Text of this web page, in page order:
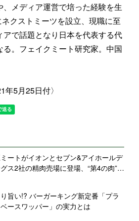
、メディア運営で培った経験を生
クストミーツを設立、現職に至
アで話題となり日本を代表する代
る。フェイクミート研究家。中国
年5月25日付〉
ートがイオンとセブン&アイホールデ
ス2社の精肉売場に登場、“第4の肉”へ
旨い!? バーガーキング新定番「プラ
ースワッパー」の実力とは